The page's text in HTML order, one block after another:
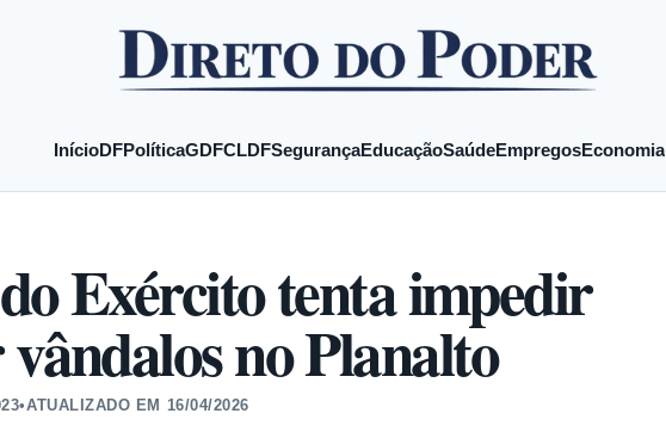
InícioDFPolíticaGDFCLDFSegurançaEducaçãoSaúdeEmpregosEconomia
Exército tenta impedir
no Planalto
•ATUALIZADO EM 16/04/2026